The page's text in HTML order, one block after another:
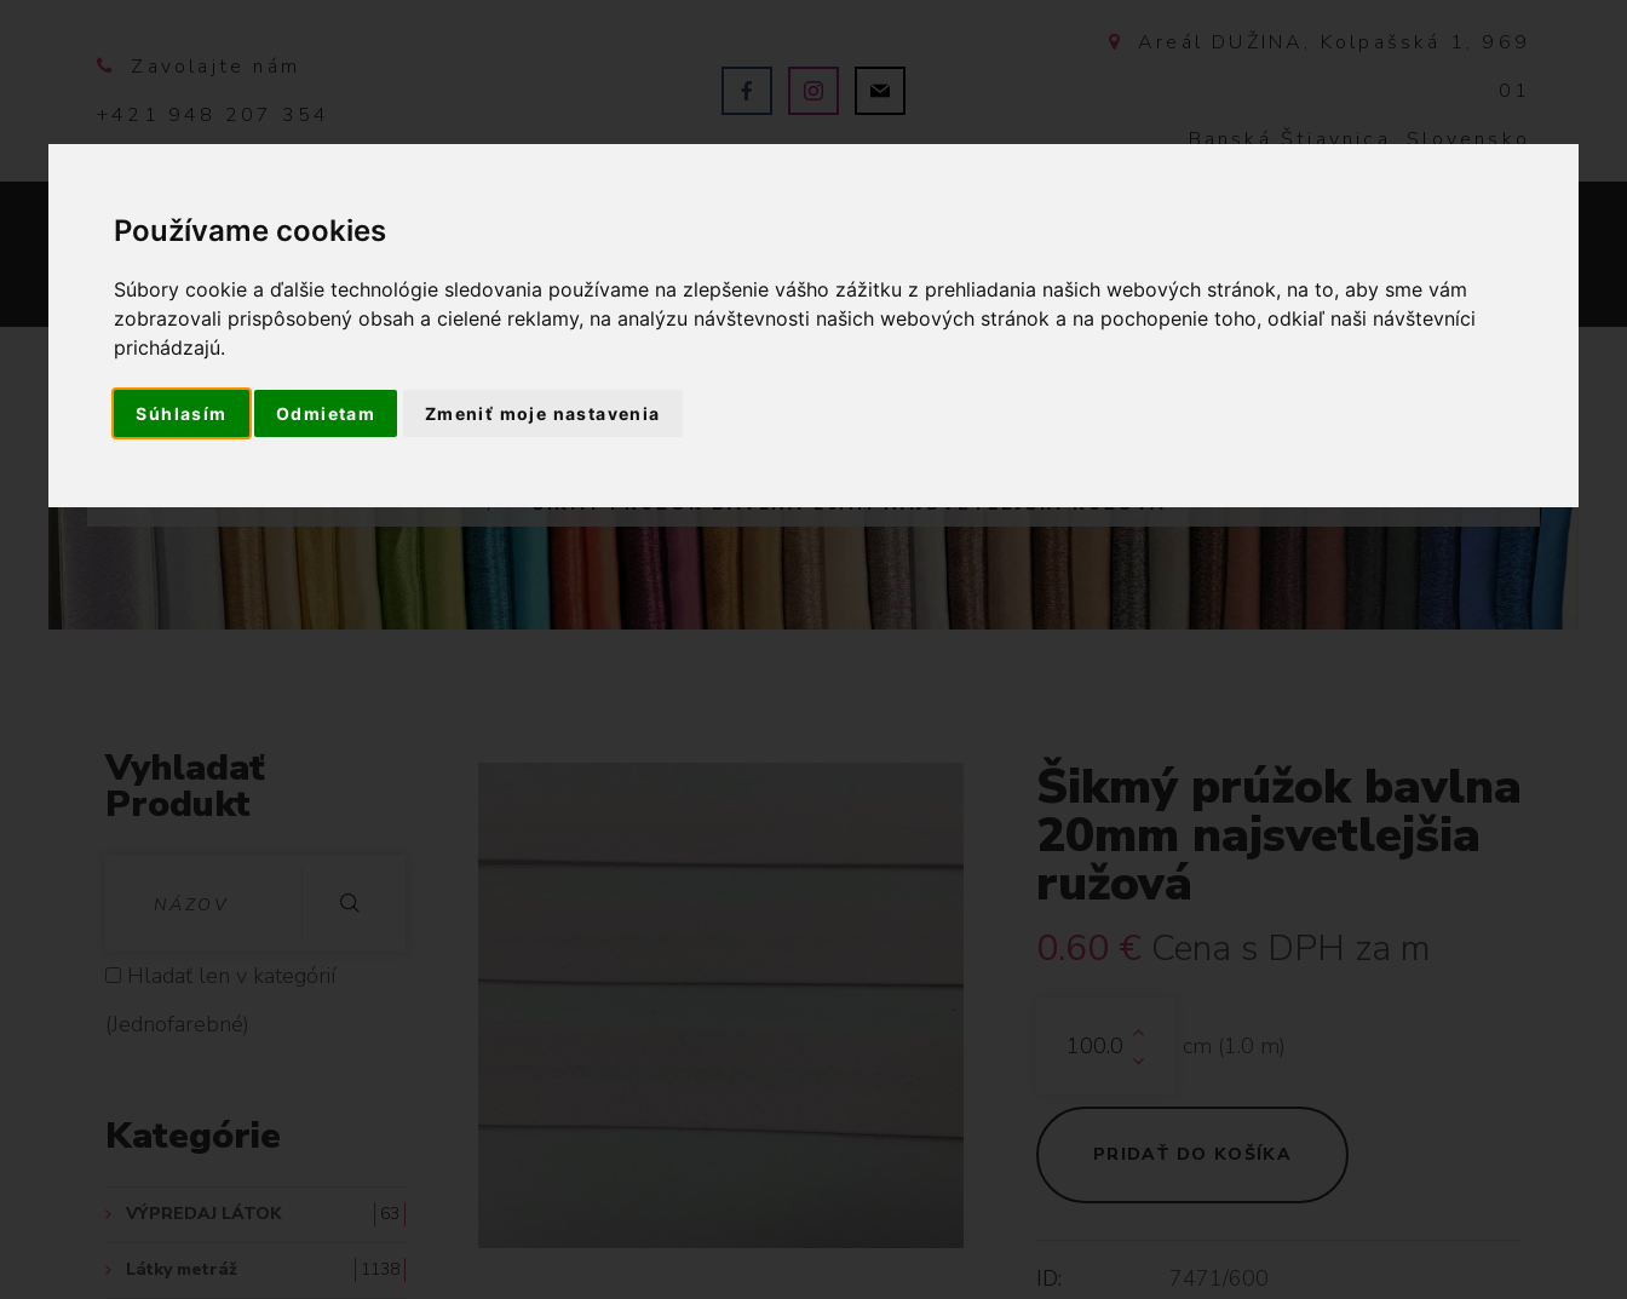
Používame cookies
Súbory cookie a ďalšie technológie sledovania používame na zlepšenie vášho zážitku z prehliadania našich webových stránok, na to, aby sme vám
zobrazovali prispôsobený obsah a cielené reklamy, na analýzu návštevnosti našich webových stránok a na pochopenie toho, odkiaľ naši návštevníci
prichádzajú.
Súhlasím Odmietam Zmeniť moje nastavenia
Zavolajte nám
+421 948 207 354
Areál DUŽINA, Kolpašská 1, 969
01
Banská Štiavnica, Slovensko
ŠIKMÝ PRÚŽOK BAVLNA 20MM NAJSVETLEJŠIA RUŽOVÁ
Šikmý prúžok bavlna
20mm najsvetlejšia
ružová
0.60 € Cena s DPH za m
cm (1.0 m)
PRIDAŤ DO KOŠÍKA
ID: 7471/600
Vyhladať
Produkt
H
L
D
Ť
:
Hladať len v kategórií
(Jednofarebné)
Kategórie
VÝPREDAJ LÁTOK 63
Látky metráž 1138